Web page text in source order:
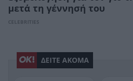
μετά τη γέννησή του
CELEBRITIES
ΔΕΙΤΕ ΑΚΟΜΑ